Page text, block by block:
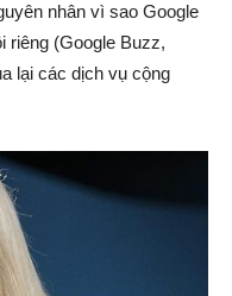
nhân vì sao Google
riêng (Google Buzz,
lại các dịch vụ cộng